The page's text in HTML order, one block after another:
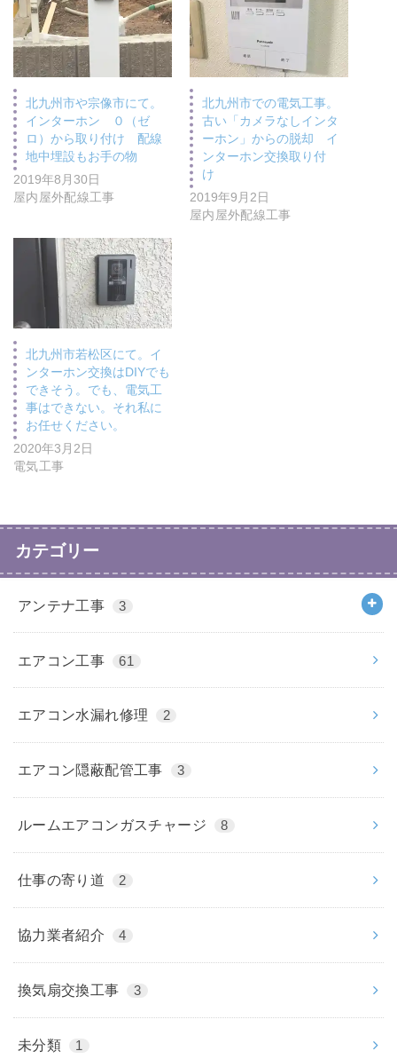
北九州市や宗像市にて。
インターホン ０（ゼ
ロ）から取り付け 配線
地中埋設もお手の物
2019年8月30日
屋内屋外配線工事
北九州市での電気工事。
古い「カメラなしインタ
ーホン」からの脱却 イ
ンターホン交換取り付
け
2019年9月2日
屋内屋外配線工事
北九州市若松区にて。イ
ンターホン交換はDIYでも
できそう。でも、電気工
事はできない。それ私に
お任せください。
2020年3月2日
電気工事
カテゴリー
アンテナ工事 3
エアコン工事 61
エアコン水漏れ修理 2
エアコン隠蔽配管工事 3
ルームエアコンガスチャージ 8
仕事の寄り道 2
協力業者紹介 4
換気扇交換工事 3
未分類 1